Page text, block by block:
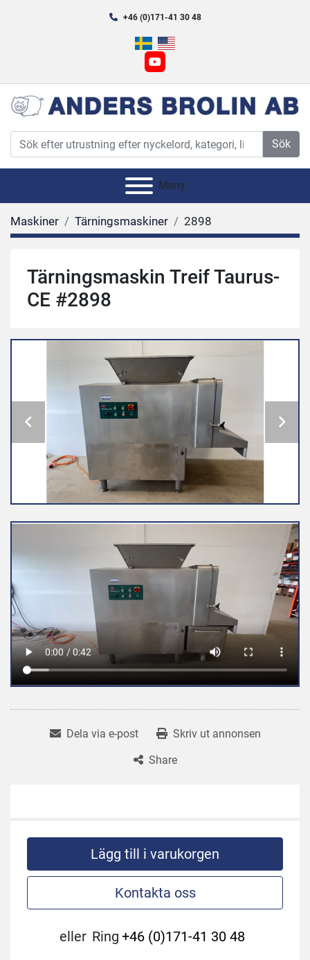
+46 (0)171-41 30 48
youtube
Sök
Meny
Maskiner Tärningsmaskiner 2898
Tärningsmaskin Treif Taurus-
CE #2898
Dela via e-post
Skriv ut annonsen
Share
Lägg till i varukorgen
Kontakta oss
eller Ring +46 (0)171-41 30 48